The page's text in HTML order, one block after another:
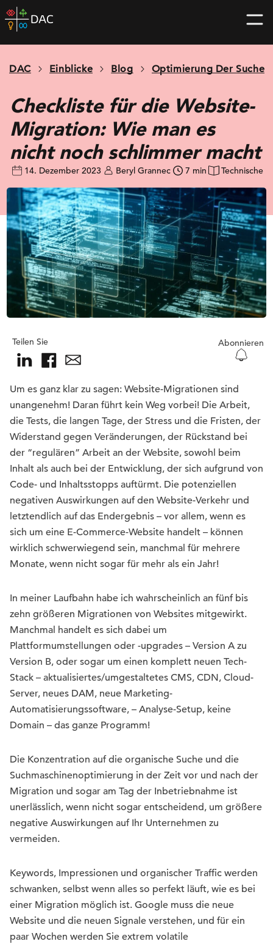
Skip
to
home
DAC Einblicke Blog Optimierung Der Suche
Checkliste für die Website-
Migration: Wie man es
nicht noch schlimmer macht
14. Dezember 2023 Beryl Grannec 7 min Technische
Teilen Sie Abonnieren
Um es ganz klar zu sagen: Website-Migrationen sind
unangenehm! Daran führt kein Weg vorbei! Die Arbeit,
die Tests, die langen Tage, der Stress und die Fristen, der
Widerstand gegen Veränderungen, der Rückstand bei
der “regulären” Arbeit an der Website, sowohl beim
Inhalt als auch bei der Entwicklung, der sich aufgrund von
Code- und Inhaltsstopps auftürmt. Die potenziellen
negativen Auswirkungen auf den Website-Verkehr und
letztendlich auf das Endergebnis – vor allem, wenn es
sich um eine E-Commerce-Website handelt – können
wirklich schwerwiegend sein, manchmal für mehrere
Monate, wenn nicht sogar für mehr als ein Jahr!
In meiner Laufbahn habe ich wahrscheinlich an fünf bis
zehn größeren Migrationen von Websites mitgewirkt.
Manchmal handelt es sich dabei um
Plattformumstellungen oder -upgrades – Version A zu
Version B, oder sogar um einen komplett neuen Tech-
Stack – aktualisiertes/umgestaltetes CMS, CDN, Cloud-
Server, neues DAM, neue Marketing-
Automatisierungssoftware, – Analyse-Setup, keine
Domain – das ganze Programm!
Die Konzentration auf die organische Suche und die
Suchmaschinenoptimierung in der Zeit vor und nach der
Migration und sogar am Tag der Inbetriebnahme ist
unerlässlich, wenn nicht sogar entscheidend, um größere
negative Auswirkungen auf Ihr Unternehmen zu
vermeiden.
Keywords, Impressionen und organischer Traffic werden
schwanken, selbst wenn alles so perfekt läuft, wie es bei
einer Migration möglich ist. Google muss die neue
Website und die neuen Signale verstehen, und für ein
paar Wochen werden Sie extrem volatile